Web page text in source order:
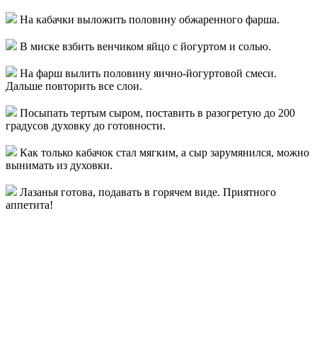
На кабачки выложить половину обжаренного фарша.
В миске взбить венчиком яйцо с йогуртом и солью.
На фарш вылить половину яично-йогуртовой смеси.
Дальше повторить все слои.
Посыпать тертым сыром, поставить в разогретую до 200
градусов духовку до готовности.
Как только кабачок стал мягким, а сыр зарумянился, можно
вынимать из духовки.
Лазанья готова, подавать в горячем виде. Приятного
аппетита!